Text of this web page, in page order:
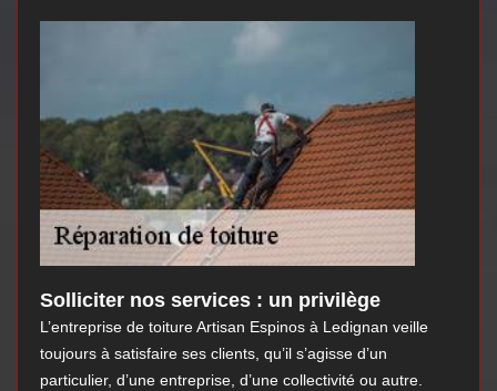
Solliciter nos services : un privilège
L’entreprise de toiture Artisan Espinos à Ledignan veille
toujours à satisfaire ses clients, qu’il s’agisse d’un
particulier, d’une entreprise, d’une collectivité ou autre.